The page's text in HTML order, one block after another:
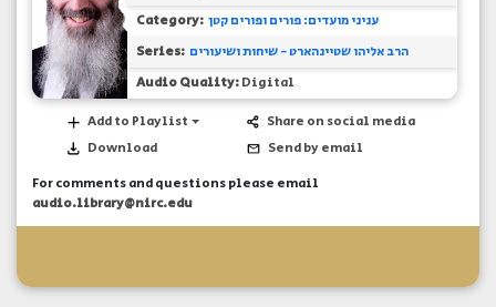
Category: עניני מועדים: פורים ופורים קטן
Series: הרב אליהו שטיינהארט - שיחות ושיעורים
Audio Quality:Digital
Add to Playlist
Download
Share on social media
Send by email
For comments and questions please email
audio.library@nirc.edu